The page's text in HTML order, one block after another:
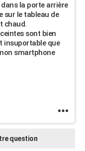
la porte arrière
sur le tableau de
chaud.
sont bien
insuportable que
smartphone
question